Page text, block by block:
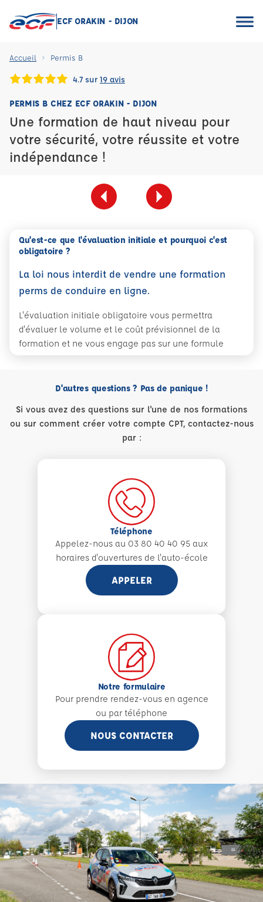
ECF ORAKIN - DIJON
Accueil Permis B
4.7 sur 19 avis
PERMIS B CHEZ ECF ORAKIN - DIJON
Une formation de haut niveau pour
votre sécurité, votre réussite et votre
indépendance !
Qu'est-ce que l'évaluation initiale et pourquoi c'est
obligatoire ?
La loi nous interdit de vendre une formation
perms de conduire en ligne.
L'évaluation initiale obligatoire vous permettra
d'évaluer le volume et le coût prévisionnel de la
formation et ne vous engage pas sur une formule
D'autres questions ? Pas de panique !
Si vous avez des questions sur l'une de nos formations
ou sur comment créer votre compte CPT, contactez-nous
par :
Téléphone
Appelez-nous au 03 80 40 40 95 aux
horaires d'ouvertures de l'auto-école
APPELER
Notre formulaire
Pour prendre rendez-vous en agence
ou par téléphone
NOUS CONTACTER